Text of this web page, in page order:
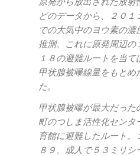
どのデータから、２０
での大気中のヨウ素の
推測。これに原発周辺
１８の避難ルートを当
甲状腺被曝線量をもとめ
た。
甲状腺被曝が最大だっ
町のつしま活性化セン
育館に避難したルート
８９、成人で５３ミリ